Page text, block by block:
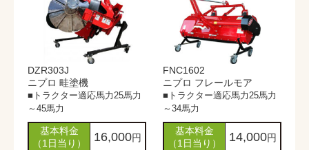
DZR303J
ニプロ 畦塗機
■トラクター適応馬力25馬力
～45馬力
基本料金
（1日当り）
16,000円
FNC1602
ニプロ フレールモア
■トラクター適応馬力25馬力
～34馬力
基本料金
（1日当り）
14,000円